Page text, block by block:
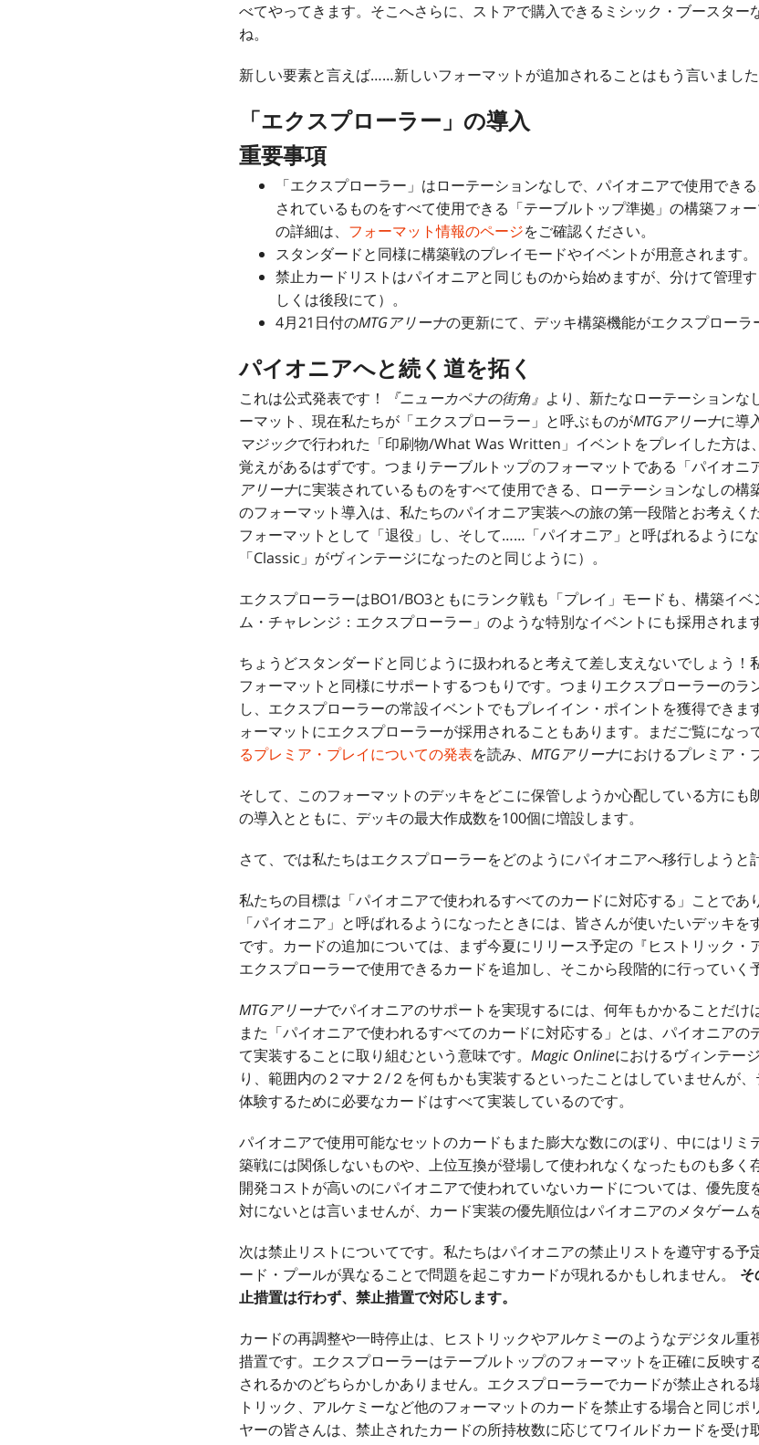
べてやってきます。そこへさらに、ストアで購入できるミシック・ブースター
ね。
新しい要素と言えば……新しいフォーマットが追加されることはもう言いまし
「エクスプローラー」の導入
重要事項
「エクスプローラー」はローテーションなしで、パイオニアで使用でき
されているものをすべて使用できる「テーブルトップ準拠」の構築フォ
の詳細は、 フォーマット情報のページをご確認ください。
スタンダードと同様に構築戦のプレイモードやイベントが用意されます。
禁止カードリストはパイオニアと同じものから始めますが、分けて管理
しくは後段にて）。
4月21日付のMTGアリーナの更新にて、デッキ構築機能がエクスプローラ
パイオニアへと続く道を拓く
これは公式発表です！ 『ニューカペナの街角』 より、新たなローテーションな
ーマット、現在私たちが「エクスプローラー」と呼ぶものがMTGアリーナに導
マジックで行われた「印刷物/What Was Written」イベントをプレイした方は
覚えがあるはずです。つまりテーブルトップのフォーマットである「パイオニ
アリーナに実装されているものをすべて使用できる、ローテーションなしの構
のフォーマット導入は、私たちのパイオニア実装への旅の第一段階とお考えく
フォーマットとして「退役」し、そして……「パイオニア」と呼ばれるように
「Classic」がヴィンテージになったのと同じように）。
エクスプローラーはBO1/BO3ともにランク戦も「プレイ」モードも、構築イ
ム・チャレンジ：エクスプローラー」のような特別なイベントにも採用されます
ちょうどスタンダードと同じように扱われると考えて差し支えないでしょう
フォーマットと同様にサポートするつもりです。つまりエクスプローラーのラ
し、エクスプローラーの常設イベントでもプレイイン・ポイントを獲得できま
ォーマットにエクスプローラーが採用されることもあります。まだご覧になっ
るプレミア・プレイについての発表を読み、 MTGアリーナにおけるプレミア・
そして、このフォーマットのデッキをどこに保管しようか心配している方にも
の導入とともに、デッキの最大作成数を100個に増設します。
さて、では私たちはエクスプローラーをどのようにパイオニアへ移行しようと
私たちの目標は「パイオニアで使われるすべてのカードに対応する」ことであ
「パイオニア」と呼ばれるようになったときには、皆さんが使いたいデッキ
です。カードの追加については、まず今夏にリリース予定の『ヒストリック・
エクスプローラーで使用できるカードを追加し、そこから段階的に行っていく
MTGアリーナでパイオニアのサポートを実現するには、何年もかかることだけ
また「パイオニアで使われるすべてのカードに対応する」とは、パイオニア
て実装することに取り組むという意味です。 Magic Onlineにおけるヴィンテー
り、範囲内の２マナ２/２を何もかも実装するといったことはしていませんが
体験するために必要なカードはすべて実装しているのです。
パイオニアで使用可能なセットのカードもまた膨大な数にのぼり、中にはリミ
築戦には関係しないものや、上位互換が登場して使われなくなったものも多く
開発コストが高いのにパイオニアで使われていないカードについては、優先
対にないとは言いませんが、カード実装の優先順位はパイオニアのメタゲーム
次は禁止リストについてです。私たちはパイオニアの禁止リストを遵守する予
ード・プールが異なることで問題を起こすカードが現れるかもしれません。 そ
止措置は行わず、禁止措置で対応します。
カードの再調整や一時停止は、ヒストリックやアルケミーのようなデジタル重
措置です。エクスプローラーはテーブルトップのフォーマットを正確に反映す
されるかのどちらかしかありません。エクスプローラーでカードが禁止される
トリック、アルケミーなど他のフォーマットのカードを禁止する場合と同じポ
ヤーの皆さんは、禁止されたカードの所持枚数に応じてワイルドカードを受け